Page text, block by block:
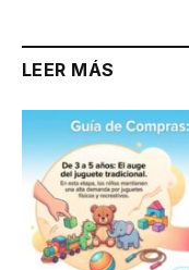
LEER MÁS